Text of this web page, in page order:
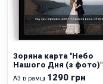
Зоряна карта "Небо
Нашого Дня (з фото)"
А3 в рамці 1290 грн